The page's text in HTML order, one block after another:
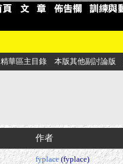
精華區主目錄 本版其他副討論版
作者
fyplace (fyplace)